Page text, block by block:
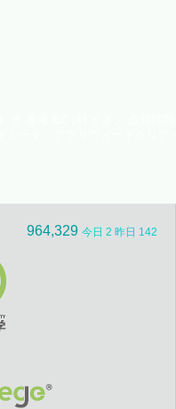
964,329 今日 2 昨日 142